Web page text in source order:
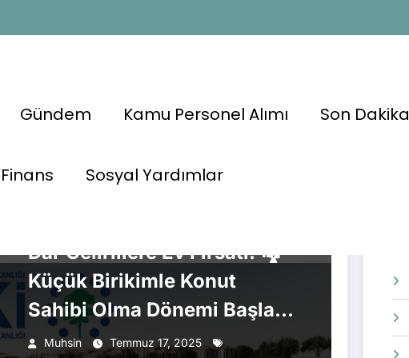
Gündem Kamu Personel Alımı Son Dakika
Finans Sosyal Yardımlar
Dar Gelirlilere Ev Fırsatı! 🏘️
Küçük Birikimle Konut
Sahibi Olma Dönemi Başladı
💼💰
Muhsin
Temmuz 17, 2025